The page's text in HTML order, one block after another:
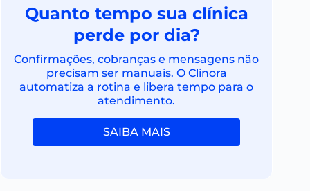
Quanto tempo sua clínica
perde por dia?
Confirmações, cobranças e mensagens não
precisam ser manuais. O Clinora
automatiza a rotina e libera tempo para o
atendimento.
SAIBA MAIS